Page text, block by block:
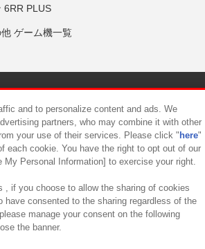
6RR PLUS
ゲーム機一覧
について カスタマーハラスメント対応方針
and to personalize content and ads. We
partners, who may combine it with other
your use of their services. Please click " here"
each cookie. You have the right to opt out of our
Personal Information] to exercise your right.
, if you choose to allow the sharing of cookies
have consented to the sharing regardless of the
manage your consent on the following
the banner.